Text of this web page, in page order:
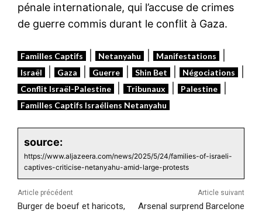
pénale internationale, qui l’accuse de crimes
de guerre commis durant le conflit à Gaza.
Familles Captifs Netanyahu Manifestations
Israël Gaza Guerre Shin Bet Négociations
Conflit Israël-Palestine Tribunaux Palestine
Familles Captifs Israéliens Netanyahu
source:
https://www.aljazeera.com/news/2025/5/24/families-of-israeli-
captives-criticise-netanyahu-amid-large-protests
Article précédent
Burger de boeuf et haricots,
Article suivant
Arsenal surprend Barcelone